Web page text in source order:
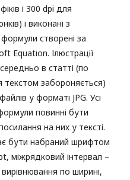
і 300 dpi для
і виконані з
створені за
Equation. Ілюстрації
в статті (по
текстом забороняється)
у форматі JPG. Усі
повинні бути
на них у тексті.
бути набраний шрифтом
міжрядковий інтервал –
по ширині,